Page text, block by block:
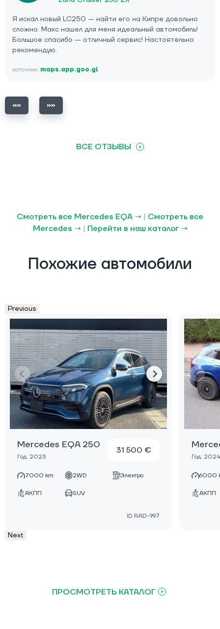
Я искал новый LC250 — найти его на Кипре довольно
сложно. Макс нашел для меня идеальный автомобиль!
Большое спасибо — отличный сервис! Настоятельно
рекомендую.
источник: maps.app.goo.gl
ВСЕ ОТЗЫВЫ
Смотреть все Mercedes EQA → | Смотреть все
Mercedes → | Перейти в наш каталог →
Похожие автомобили
Previous
Mercedes EQA 250
Год: 2023
31 500 €
7000 km 2WD Электро
АКПП SUV
ID:RAD-997
Год:
6000
АКПП
Next
ПРОСМОТРЕТЬ КАТАЛОГ